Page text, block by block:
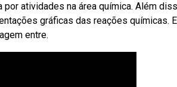
atividades na área química. Além
gráficas das reações químicas.
entre.